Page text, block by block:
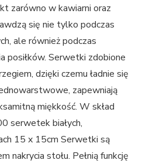
zarówno w kawiarni oraz
się nie tylko podczas
ale również podczas
posiłków. Serwetki zdobione
dzięki czemu ładnie się
zapewniają
miękkość. W skład
serwetek białych,
15 x 15cm Serwetki są
nakrycia stołu. Pełnią funkcję